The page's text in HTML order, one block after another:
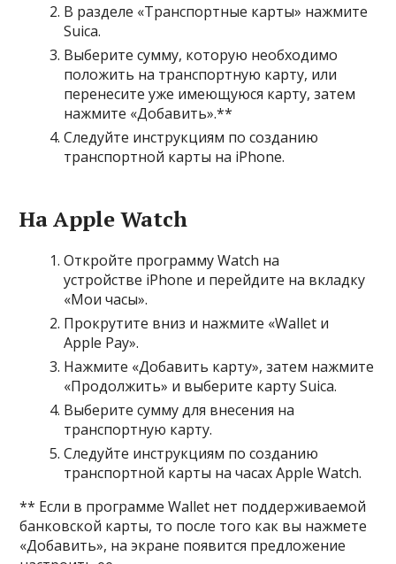
В разделе «Транспортные карты» нажмите
Suica.
Выберите сумму, которую необходимо
положить на транспортную карту, или
перенесите уже имеющуюся карту, затем
нажмите «Добавить».**
Следуйте инструкциям по созданию
транспортной карты на iPhone.
На Apple Watch
Откройте программу Watch на
устройстве iPhone и перейдите на вкладку
«Мои часы».
Прокрутите вниз и нажмите «Wallet и
Apple Pay».
Нажмите «Добавить карту», затем нажмите
«Продолжить» и выберите карту Suica.
Выберите сумму для внесения на
транспортную карту.
Следуйте инструкциям по созданию
транспортной карты на часах Apple Watch.
** Если в программе Wallet нет поддерживаемой
банковской карты, то после того как вы нажмете
«Добавить», на экране появится предложение